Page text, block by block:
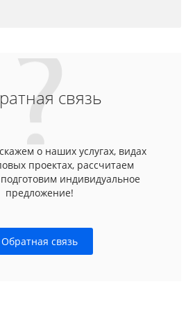
связь
о наших услугах, видах
проектах, рассчитаем
индивидуальное
предложение!
Обратная связь